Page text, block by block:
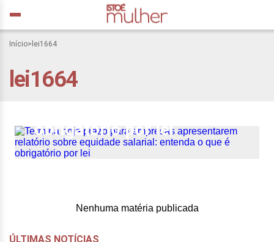
Início> lei1664
lei1664
Termina hoje prazo para
empresas apresentarem
relatório sobre equidade
obrigatório por lei
Nenhuma matéria publicada